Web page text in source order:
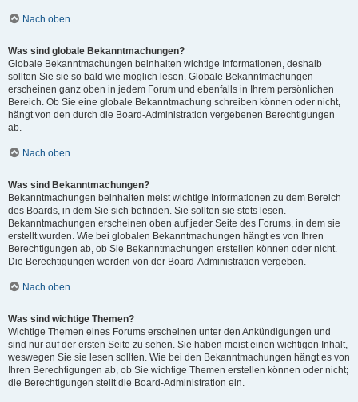
Nach oben
Was sind globale Bekanntmachungen?
Globale Bekanntmachungen beinhalten wichtige Informationen, deshalb
sollten Sie sie so bald wie möglich lesen. Globale Bekanntmachungen
erscheinen ganz oben in jedem Forum und ebenfalls in Ihrem persönlichen
Bereich. Ob Sie eine globale Bekanntmachung schreiben können oder nicht,
hängt von den durch die Board-Administration vergebenen Berechtigungen
ab.
Nach oben
Was sind Bekanntmachungen?
Bekanntmachungen beinhalten meist wichtige Informationen zu dem Bereich
des Boards, in dem Sie sich befinden. Sie sollten sie stets lesen.
Bekanntmachungen erscheinen oben auf jeder Seite des Forums, in dem sie
erstellt wurden. Wie bei globalen Bekanntmachungen hängt es von Ihren
Berechtigungen ab, ob Sie Bekanntmachungen erstellen können oder nicht.
Die Berechtigungen werden von der Board-Administration vergeben.
Nach oben
Was sind wichtige Themen?
Wichtige Themen eines Forums erscheinen unter den Ankündigungen und
sind nur auf der ersten Seite zu sehen. Sie haben meist einen wichtigen Inhalt,
weswegen Sie sie lesen sollten. Wie bei den Bekanntmachungen hängt es von
Ihren Berechtigungen ab, ob Sie wichtige Themen erstellen können oder nicht;
die Berechtigungen stellt die Board-Administration ein.